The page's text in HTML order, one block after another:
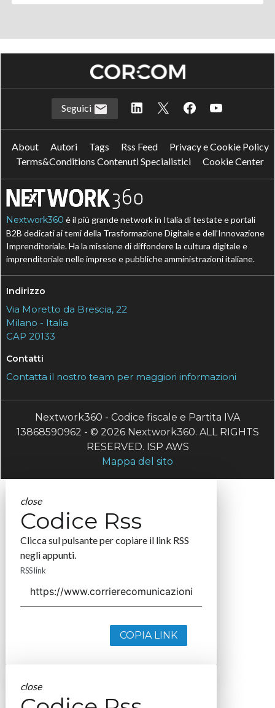
Seguici
About Autori Tags Rss Feed
Privacy e Cookie Policy
Terms&Conditions Contenuti Specialistici
Cookie Center
Nextwork360 è il più grande network in Italia di testate e portali
B2B dedicati ai temi della Trasformazione Digitale e dell’Innovazione
Imprenditoriale. Ha la missione di diffondere la cultura digitale e
imprenditoriale nelle imprese e pubbliche amministrazioni italiane.
Indirizzo
Via Moretto da Brescia, 22
Milano - Italia
CAP 20133
Contatti
Contatta il nostro team per maggiori informazioni
Nextwork360 - Codice fiscale e Partita IVA
13868590962 - © 2026 Nextwork360. ALL RIGHTS
RESERVED. ISP AWS
Mappa del sito
close
Codice Rss
Clicca sul pulsante per copiare il link RSS
negli appunti.
RSS link
COPIA LINK
close